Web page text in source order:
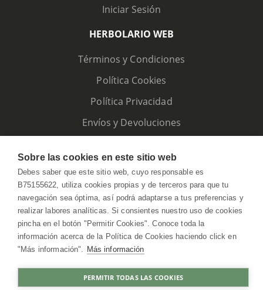
Iniciar Sesión
HERBOLARIO WEB
Términos y Condiciones
Política Cookies
Política Privacidad
Envíos y Devoluciones
HerbolarioWeb © 2026. All Rights Reserved
Sobre las cookies en este sitio web
Debes saber que este sitio web, cuyo responsable es
B75155622, utiliza cookies propias y de terceros para que tu
navegación sea óptima, así podrá adaptarse a tus preferencias y
realizar labores analíticas. Si consientes nuestro uso de cookies
pincha en el botón "Permitir Cookies". Conoce toda la
información acerca de la Política de Cookies haciendo click en
"Más información". Más información
PERMITIR TODAS LAS COOKIES